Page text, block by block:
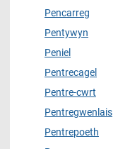
Pencarreg
Pentywyn
Peniel
Pentrecagel
Pentre-cwrt
Pentregwenlais
Pentrepoeth